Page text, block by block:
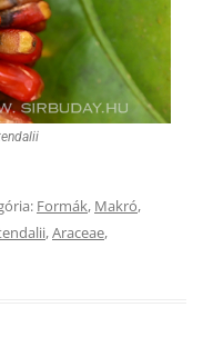
Formák, Makró,
,Araceae,